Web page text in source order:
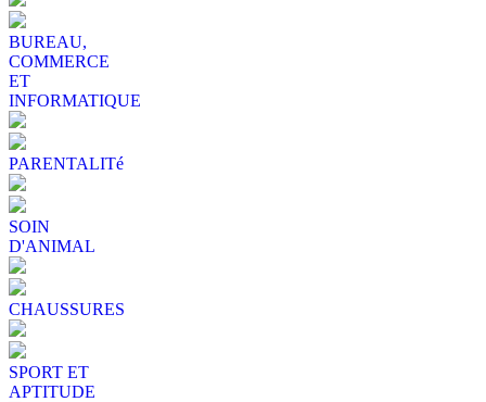
BUREAU,
COMMERCE
ET
INFORMATIQUE
PARENTALITé
SOIN
D'ANIMAL
CHAUSSURES
SPORT ET
APTITUDE